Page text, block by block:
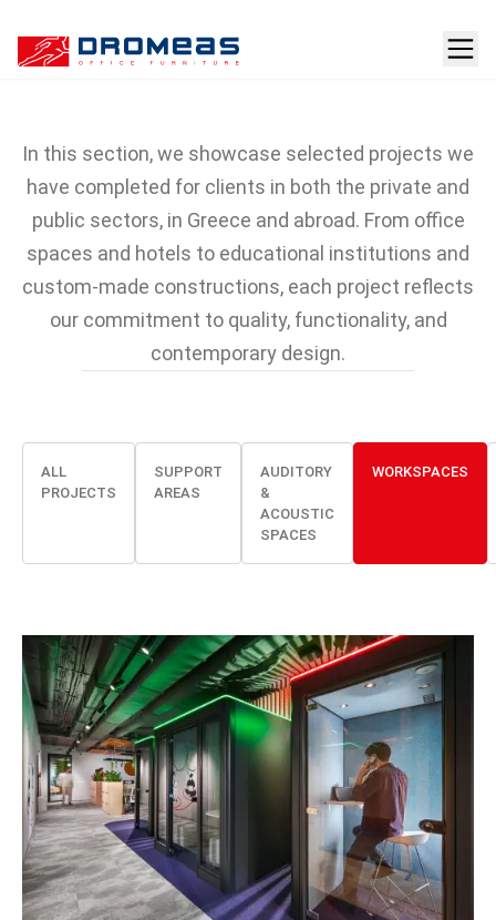
Projects featuring
In this section, we showcase selected projects we
have completed for clients in both the private and
public sectors, in Greece and abroad. From office
spaces and hotels to educational institutions and
custom-made constructions, each project reflects
our commitment to quality, functionality, and
contemporary design.
ALL
PROJECTS
SUPPORT
AREAS
AUDITORY
&
ACOUSTIC
SPACES
WORKSPACES